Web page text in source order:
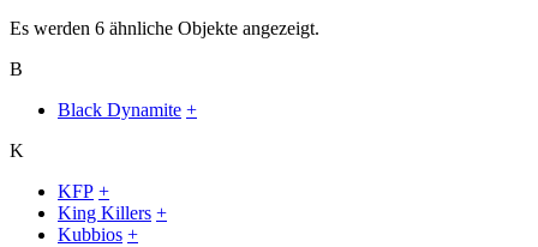
Es werden 6 ähnliche Objekte angezeigt.
B
Black Dynamite +
K
KFP +
King Killers +
Kubbios +